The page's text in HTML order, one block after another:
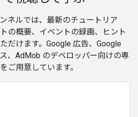
ネルでは、最新のチュートリア
の概要、イベントの録画、ヒント
だけます。Google 広告、Google
、AdMob のデベロッパー向けの専
ご用意しています。